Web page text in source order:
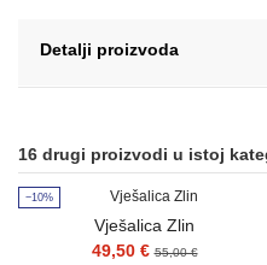
Detalji proizvoda
16 drugi proizvodi u istoj
−10%
Vješalica Zlin
49,50 €55,00 €